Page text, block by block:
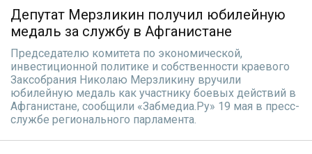
Депутат Мерзликин получил юбилейную
медаль за службу в Афганистане
Председателю комитета по экономической,
инвестиционной политике и собственности краевого
Заксобрания Николаю Мерзликину вручили
юбилейную медаль как участнику боевых действий в
Афганистане, сообщили «Забмедиа.Ру» 19 мая в пресс-
службе регионального парламента.